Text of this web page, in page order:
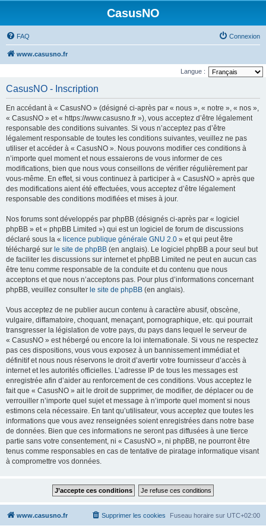
CasusNO
FAQ Connexion
www.casusno.fr
Langue :
CasusNO - Inscription
En accédant à « CasusNO » (désigné ci-après par « nous », « notre », « nos »,
« CasusNO » et « https://www.casusno.fr »), vous acceptez d’être légalement
responsable des conditions suivantes. Si vous n’acceptez pas d’être
légalement responsable de toutes les conditions suivantes, veuillez ne pas
utiliser et accéder à « CasusNO ». Nous pouvons modifier ces conditions à
n’importe quel moment et nous essaierons de vous informer de ces
modifications, bien que nous vous conseillons de vérifier régulièrement par
vous-même. En effet, si vous continuez à participer à « CasusNO » après que
des modifications aient été effectuées, vous acceptez d’être légalement
responsable des conditions modifiées et mises à jour.
Nos forums sont développés par phpBB (désignés ci-après par « logiciel
phpBB » et « phpBB Limited ») qui est un logiciel de forum de discussions
déclaré sous la « licence publique générale GNU 2.0 » et qui peut être
téléchargé sur le site de phpBB (en anglais). Le logiciel phpBB a pour seul but
de faciliter les discussions sur internet et phpBB Limited ne peut en aucun cas
être tenu comme responsable de la conduite et du contenu que nous
acceptons et que nous n’acceptons pas. Pour plus d’informations concernant
phpBB, veuillez consulter le site de phpBB (en anglais).
Vous acceptez de ne publier aucun contenu à caractère abusif, obscène,
vulgaire, diffamatoire, choquant, menaçant, pornographique, etc. qui pourrait
transgresser la législation de votre pays, du pays dans lequel le serveur de
« CasusNO » est hébergé ou encore la loi internationale. Si vous ne respectez
pas ces dispositions, vous vous exposez à un bannissement immédiat et
définitif et nous nous réservons le droit d’avertir votre fournisseur d’accès à
internet et les autorités officielles. L’adresse IP de tous les messages est
enregistrée afin d’aider au renforcement de ces conditions. Vous acceptez le
fait que « CasusNO » ait le droit de supprimer, de modifier, de déplacer ou de
verrouiller n’importe quel sujet et message à n’importe quel moment si nous
estimons cela nécessaire. En tant qu’utilisateur, vous acceptez que toutes les
informations que vous avez renseignées soient enregistrées dans notre base
de données. Bien que ces informations ne seront pas diffusées à une tierce
partie sans votre consentement, ni « CasusNO », ni phpBB, ne pourront être
tenus comme responsables en cas de tentative de piratage informatique visant
à compromettre vos données.
www.casusno.fr Fuseau horaire sur UTC+02:00
Supprimer les cookies